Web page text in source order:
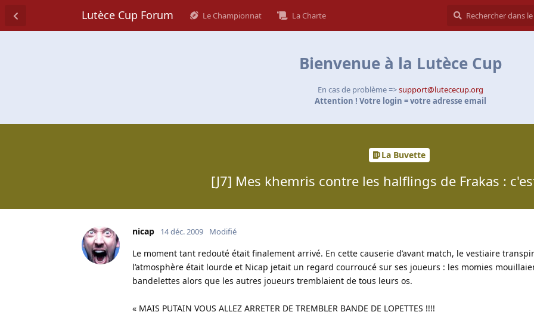
Lutèce Cup Forum Le Championnat La Charte
Bienvenue à la Lutèce Cup
En cas de problème =>support@lutececup.org
Attention ! Votre login = votre adresse email
La Buvette
[J7] Mes khemris contre les halflings de Frakas :
nicap 14 déc. 2009 Modifié
Le moment tant redouté était finalement arrivé. En cette causerie d’avant match, le vestiaire
l’atmosphère était lourde et Nicap jetait un regard courroucé sur ses joueurs : les momies
bandelettes alors que les autres joueurs tremblaient de tous leurs os.
« MAIS PUTAIN VOUS ALLEZ ARRETER DE TREMBLER BANDE DE LOPETTES !!!!